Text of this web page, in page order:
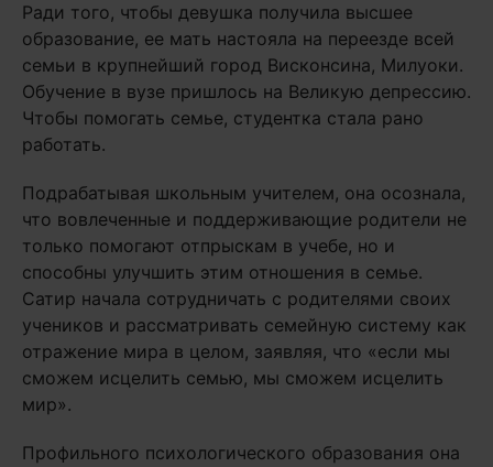
Ради того, чтобы девушка получила высшее
образование, ее мать настояла на переезде всей
семьи в крупнейший город Висконсина, Милуоки.
Обучение в вузе пришлось на Великую депрессию.
Чтобы помогать семье, студентка стала рано
работать.
Подрабатывая школьным учителем, она осознала,
что вовлеченные и поддерживающие родители не
только помогают отпрыскам в учебе, но и
способны улучшить этим отношения в семье.
Сатир начала сотрудничать с родителями своих
учеников и рассматривать семейную систему как
отражение мира в целом, заявляя, что «если мы
сможем исцелить семью, мы сможем исцелить
мир».
Профильного психологического образования она